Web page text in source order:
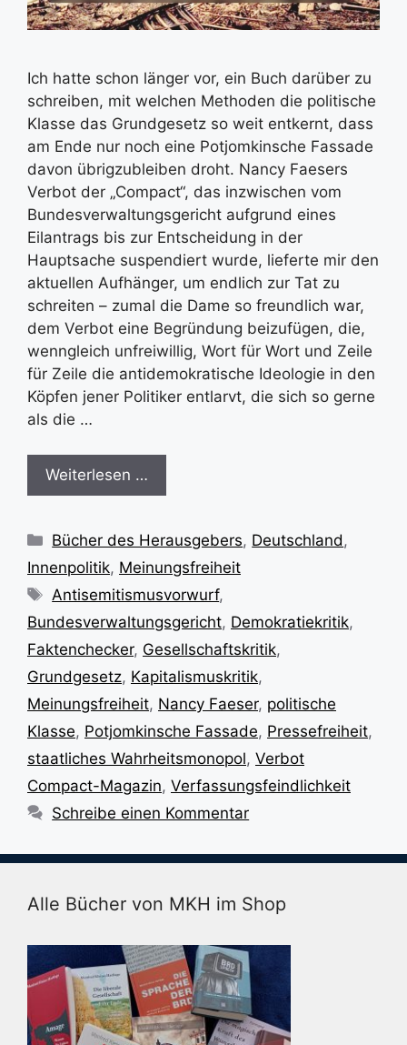
Ich hatte schon länger vor, ein Buch darüber zu
schreiben, mit welchen Methoden die politische
Klasse das Grundgesetz so weit entkernt, dass
am Ende nur noch eine Potjomkinsche Fassade
davon übrigzubleiben droht. Nancy Faesers
Verbot der „Compact“, das inzwischen vom
Bundesverwaltungsgericht aufgrund eines
Eilantrags bis zur Entscheidung in der
Hauptsache suspendiert wurde, lieferte mir den
aktuellen Aufhänger, um endlich zur Tat zu
schreiten – zumal die Dame so freundlich war,
dem Verbot eine Begründung beizufügen, die,
wenngleich unfreiwillig, Wort für Wort und Zeile
für Zeile die antidemokratische Ideologie in den
Köpfen jener Politiker entlarvt, die sich so gerne
als die …
Weiterlesen …
Kategorien
Bücher des Herausgebers, Deutschland ,
Innenpolitik, Meinungsfreiheit
Schlagwörter
Antisemitismusvorwurf,
Bundesverwaltungsgericht, Demokratiekritik,
Faktenchecker, Gesellschaftskritik,
Grundgesetz, Kapitalismuskritik,
Meinungsfreiheit, Nancy Faeser, politische
Klasse, Potjomkinsche Fassade, Pressefreiheit,
staatliches Wahrheitsmonopol, Verbot
Compact-Magazin, Verfassungsfeindlichkeit
Schreibe einen Kommentar
Alle Bücher von MKH im Shop